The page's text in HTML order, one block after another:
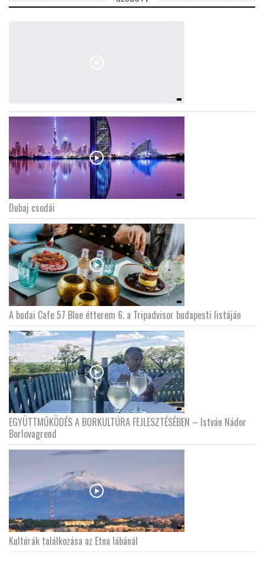
Dubaj csodái
A budai Cafe 57 Blue étterem 6. a Tripadvisor budapesti listáján
EGYÜTTMŰKÖDÉS A BORKULTÚRA FEJLESZTÉSÉBEN – István Nádor
Borlovagrend
Kultúrák találkozása az Etna lábánál